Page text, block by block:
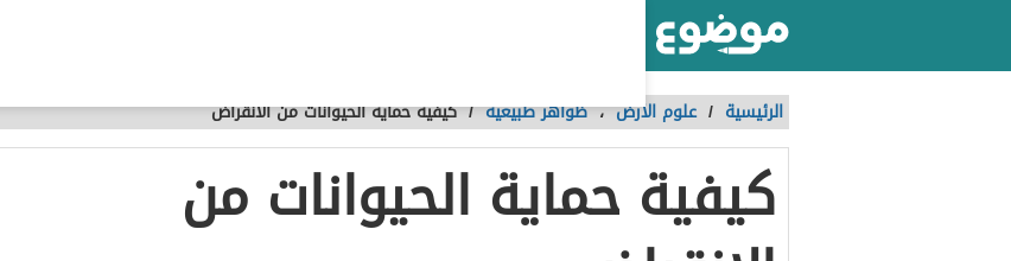
الرئيسية / علوم الأرض،ظواهر طبيعية /كيفية حماية الحيوانات من الانقراض
كيفية حماية الحيوانات من